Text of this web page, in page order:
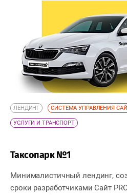
ЛЕНДИНГ СИСТЕМА УПРАВЛЕНИЯ
УСЛУГИ И ТРАНСПОРТ
Таксопарк №1
Минималистичный лендинг,
сроки разработчиками Сайт